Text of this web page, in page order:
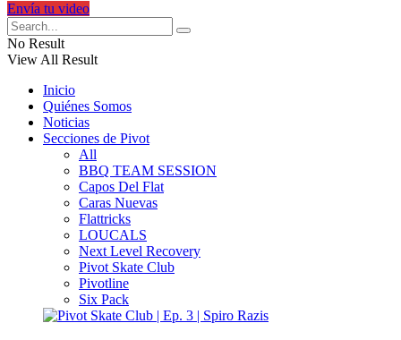
Envía tu video
No Result
View All Result
Inicio
Quiénes Somos
Noticias
Secciones de Pivot
All
BBQ TEAM SESSION
Capos Del Flat
Caras Nuevas
Flattricks
LOUCALS
Next Level Recovery
Pivot Skate Club
Pivotline
Six Pack